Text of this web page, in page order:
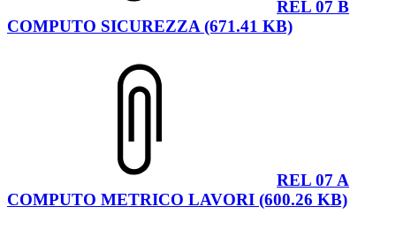
REL 07 B
COMPUTO SICUREZZA (671.41 KB)
REL 07 A
COMPUTO METRICO LAVORI (600.26 KB)